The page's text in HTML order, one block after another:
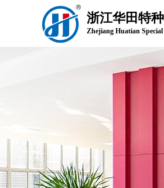
浙江华田特
Zhejiang Huatian